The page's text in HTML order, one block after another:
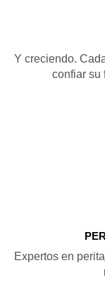
Y creciendo.
confiar su
Expertos en